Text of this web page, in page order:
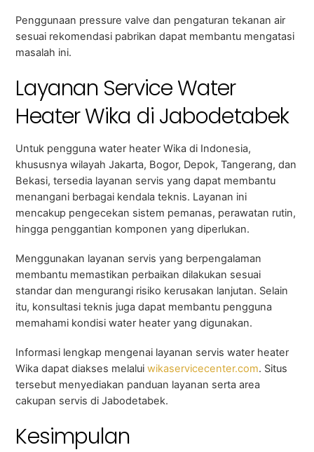
Penggunaan pressure valve dan pengaturan tekanan air
sesuai rekomendasi pabrikan dapat membantu mengatasi
masalah ini.
Layanan Service Water
Heater Wika di Jabodetabek
Untuk pengguna water heater Wika di Indonesia,
khususnya wilayah Jakarta, Bogor, Depok, Tangerang, dan
Bekasi, tersedia layanan servis yang dapat membantu
menangani berbagai kendala teknis. Layanan ini
mencakup pengecekan sistem pemanas, perawatan rutin,
hingga penggantian komponen yang diperlukan.
Menggunakan layanan servis yang berpengalaman
membantu memastikan perbaikan dilakukan sesuai
standar dan mengurangi risiko kerusakan lanjutan. Selain
itu, konsultasi teknis juga dapat membantu pengguna
memahami kondisi water heater yang digunakan.
Informasi lengkap mengenai layanan servis water heater
Wika dapat diakses melaluiwikaservicecenter.com. Situs
tersebut menyediakan panduan layanan serta area
cakupan servis di Jabodetabek.
Kesimpulan